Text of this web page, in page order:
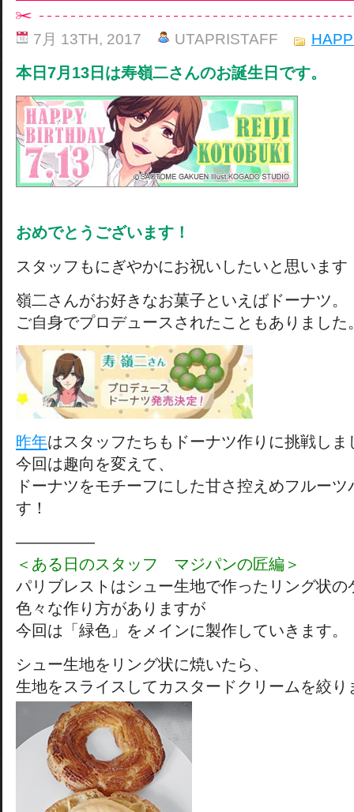
7月 13TH, 2017 UTAPRISTAFF
本日7月13日は寿嶺二さんのお誕生日です。
おめでとうございます！
スタッフもにぎやかにお祝いしたいと思います
嶺二さんがお好きなお菓子といえばドーナツ。
ご自身でプロデュースされたこともありました
昨年はスタッフたちもドーナツ作りに挑戦しま
今回は趣向を変えて、
ドーナツをモチーフにした甘さ控えめフルー
す！
―――――
＜ある日のスタッフ マジパンの匠編＞
パリブレストはシュー生地で作ったリング状の
色々な作り方がありますが
今回は「緑色」をメインに製作していきます。
シュー生地をリング状に焼いたら、
生地をスライスしてカスタードクリームを絞り